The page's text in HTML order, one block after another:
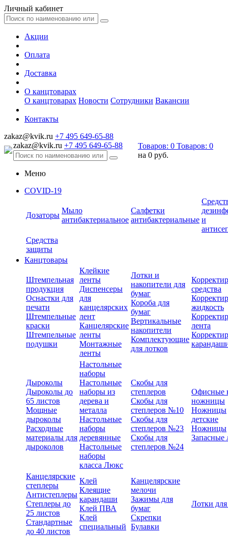
Личный кабинет
Акции
Оплата
Доставка
О канцтоварах
О канцтоварах Новости Сотрудники Вакансии
Контакты
zakaz@kvik.ru +7 495 649-65-88
zakaz@kvik.ru +7 495 649-65-88 Товаров: 0 Товаров: 0
на 0 руб.
Меню
COVID-19
Дозаторы
Мыло
антибактериальное
Салфетки
антибактериальные и
Средства
защиты
Канцтовары
Штемпельная
продукция
Оснастки для
печати
Штемпельные
краски
Штемпельные
подушки
Клейкие
ленты
Диспенсеры
для
канцелярских
лент
Канцелярские
ленты
Монтажные
ленты
Лотки и
накопители для
бумаг
Короба для
бумаг
Вертикальные
накопители
Комплектующие
для лотков
средства
жидкость
лента
Дыроколы
Дыроколы до
65 листов
Мощные
дыроколы
Расходные
материалы для
дыроколов
Настольные
наборы
Настольные
наборы из
дерева и
металла
Настольные
наборы
деревянные
Настольные
наборы
класса Люкс
Скобы для
степлеров
Скобы для
степлеров №10
Скобы для
степлеров №23
Скобы для
степлеров №24
Офисные
ножницы
Ножницы
детские
Ножницы
Запасные
Канцелярские
степлеры
Антистеплеры
Степлеры до
25 листов
Стандартные
до 40 листов
Клей
Клеящие
карандаши
Клей ПВА
Клей
специальный
Канцелярские
мелочи
Зажимы для
бумаг
Скрепки
Булавки
Лотки